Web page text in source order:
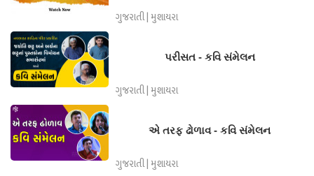
ગુજરાતી | મુશાયરા
પરીસત - કવિ સંમેલન
ગુજરાતી | મુશાયરા
એ તરફ ઢોળાવ - કવિ સંમેલન
ગુજરાતી | મુશાયરા